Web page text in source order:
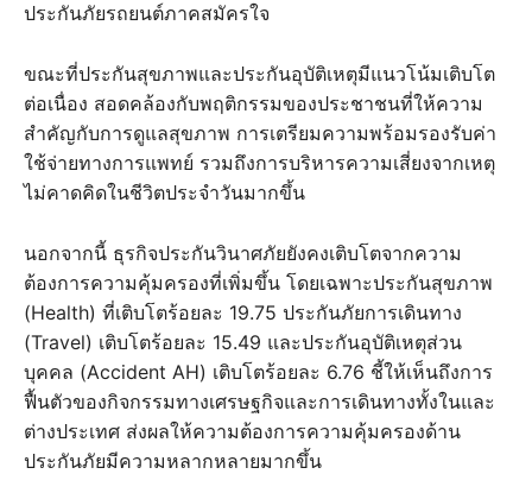
ประกันภัยรถยนต์ภาคสมัครใจ
ขณะที่ประกันสุขภาพและประกันอุบัติเหตุมีแนวโน้มเติบโต
ต่อเนื่อง สอดคล้องกับพฤติกรรมของประชาชนที่ให้ความ
สำคัญกับการดูแลสุขภาพ การเตรียมความพร้อมรองรับค่า
ใช้จ่ายทางการแพทย์ รวมถึงการบริหารความเสี่ยงจากเหตุ
ไม่คาดคิดในชีวิตประจำวันมากขึ้น
นอกจากนี้ ธุรกิจประกันวินาศภัยยังคงเติบโตจากความ
ต้องการความคุ้มครองที่เพิ่มขึ้น โดยเฉพาะประกันสุขภาพ
(Health) ที่เติบโตร้อยละ 19.75 ประกันภัยการเดินทาง
(Travel) เติบโตร้อยละ 15.49 และประกันอุบัติเหตุส่วน
บุคคล (Accident AH) เติบโตร้อยละ 6.76 ชี้ให้เห็นถึงการ
ฟื้นตัวของกิจกรรมทางเศรษฐกิจและการเดินทางทั้งในและ
ต่างประเทศ ส่งผลให้ความต้องการความคุ้มครองด้าน
ประกันภัยมีความหลากหลายมากขึ้น